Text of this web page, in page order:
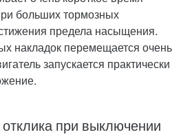
больших тормозных
предела насыщения.
накладок перемещается очень
запускается практически
при выключении